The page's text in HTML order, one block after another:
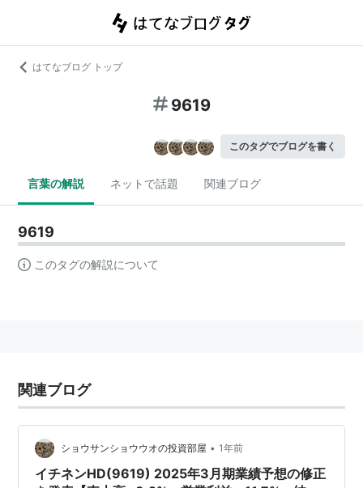
はてなブログ トップ
9619
このタグでブログを書く
言葉の解説 ネットで話題 関連ブログ
9619
このタグの解説について
関連ブログ
ショウサンショウウオの投資部屋 • 1年前
イチネンHD(9619) 2025年3月期業績予想の修正